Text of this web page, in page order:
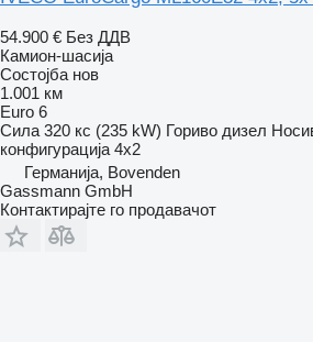
54.900 € Без ДДВ
Камион-шасија
Состојба нов
1.001 км
Euro 6
Сила 320 кс (235 kW) Гориво дизел
конфигурација 4x2
Германија, Bovenden
Gassmann GmbH
Контактирајте го продавачот